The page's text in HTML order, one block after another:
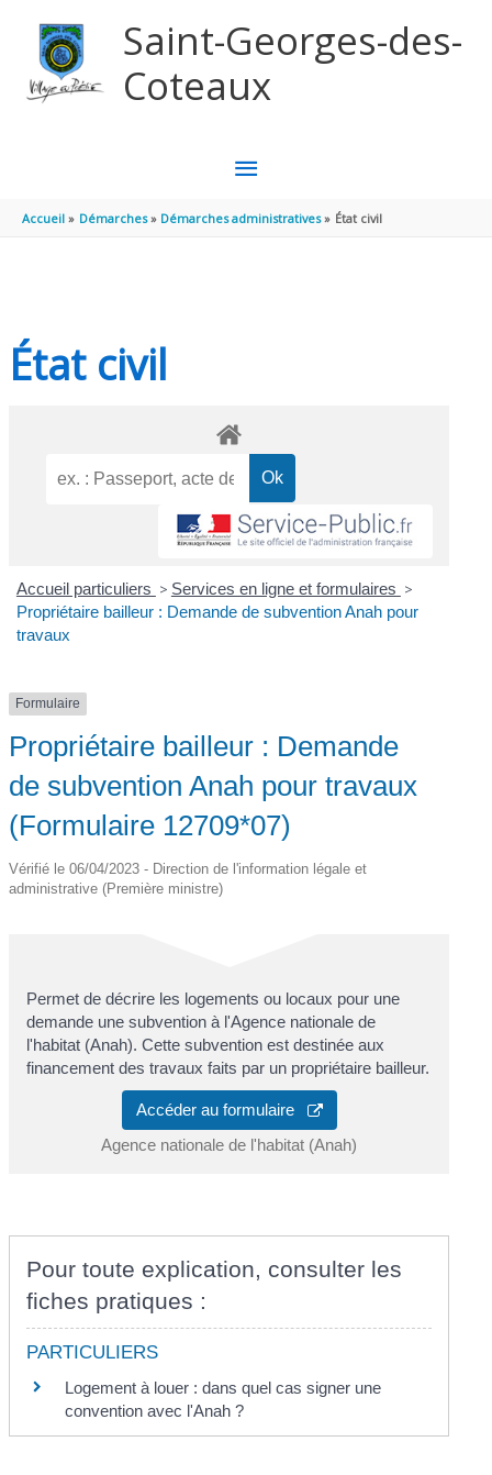
Saint-Georges-des-
Coteaux
MENU
PRINCIPAL
Accueil Démarches Démarches administratives État civil
État civil
Accueil particuliers > Services en ligne et formulaires >
Propriétaire bailleur : Demande de subvention Anah pour
travaux
Formulaire
Propriétaire bailleur : Demande
de subvention Anah pour travaux
(Formulaire 12709*07)
Vérifié le 06/04/2023 - Direction de l'information légale et
administrative (Première ministre)
Permet de décrire les logements ou locaux pour une
demande une subvention à l'Agence nationale de
l'habitat (Anah). Cette subvention est destinée aux
financement des travaux faits par un propriétaire bailleur.
Accéder au formulaire
Agence nationale de l'habitat (Anah)
Pour toute explication, consulter les
fiches pratiques :
PARTICULIERS
Logement à louer : dans quel cas signer une
convention avec l'Anah ?